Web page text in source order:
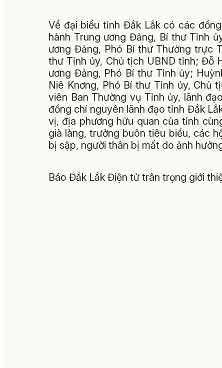
Về đại biểu tỉnh Đắk Lắk có các
hành Trung ương Đảng, Bí thư Tỉnh
ương Đảng, Phó Bí thư Thường trực
thư Tỉnh ủy, Chủ tịch UBND tỉnh; Đỗ
ương Đảng, Phó Bí thư Tỉnh ủy;
Niê Knơng, Phó Bí thư Tỉnh ủy, Chủ
viên Ban Thường vụ Tỉnh ủy, lãnh
đồng chí nguyên lãnh đạo tỉnh Đắk
vị, địa phương hữu quan của tỉnh
già làng, trưởng buôn tiêu biểu, các
bị sập, người thân bị mất do ảnh
Báo Đắk Lắk Điện tử trân trọng giới